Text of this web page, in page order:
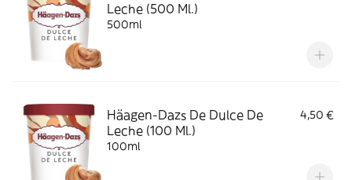
Leche (500 Ml.)
500ml
Häagen-Dazs De Dulce De
Leche (100 Ml.)
4,50 €
100ml